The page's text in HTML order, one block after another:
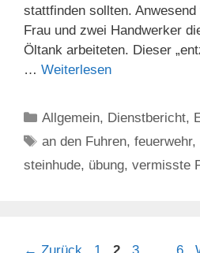
stattfinden sollten.
Frau und zwei Handwerker
Öltank arbeiteten. Dieser
… Weiterlesen
Kategorien
Allgemein, Dienstbericht,
Schlagwörter
an den Fuhren,feuerwehr,
steinhude, übung, vermisste
SeiteSeiteSeite